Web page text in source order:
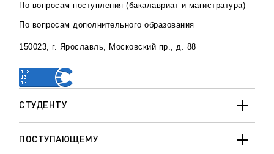
СТУДЕНТУ
ПОСТУПАЮЩЕМУ
По вопросам поступления (бакалавриат и магистратура)
По вопросам дополнительного образования
150023, г. Ярославль, Московский пр., д. 88